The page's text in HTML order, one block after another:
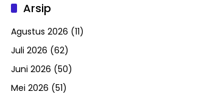
Arsip
Agustus 2026 (11)
Juli 2026 (62)
Juni 2026 (50)
Mei 2026 (51)